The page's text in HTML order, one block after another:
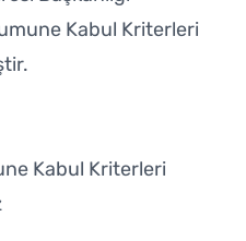
Kabul Kriterleri
Kabul Kriterleri